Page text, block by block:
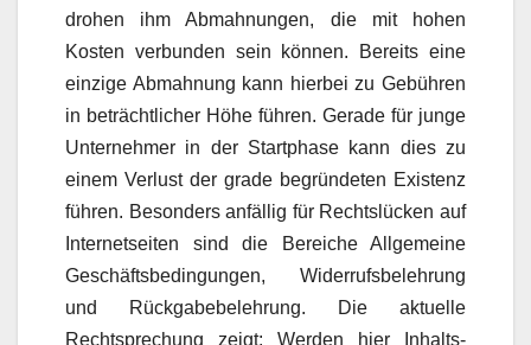
drohen ihm Abmahnungen, die mit hohen
Kosten verbunden sein können. Bereits eine
einzige Abmahnung kann hierbei zu Gebühren
in beträchtlicher Höhe führen. Gerade für junge
Unternehmer in der Startphase kann dies zu
einem Verlust der grade begründeten Existenz
führen. Besonders anfällig für Rechtslücken auf
Internetseiten sind die Bereiche Allgemeine
Geschäftsbedingungen, Widerrufsbelehrung
und Rückgabebelehrung. Die aktuelle
Rechtsprechung zeigt: Werden hier Inhalts-